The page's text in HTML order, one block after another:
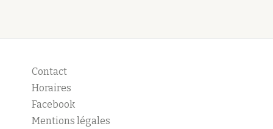
Contact
Horaires
Facebook
Mentions légales